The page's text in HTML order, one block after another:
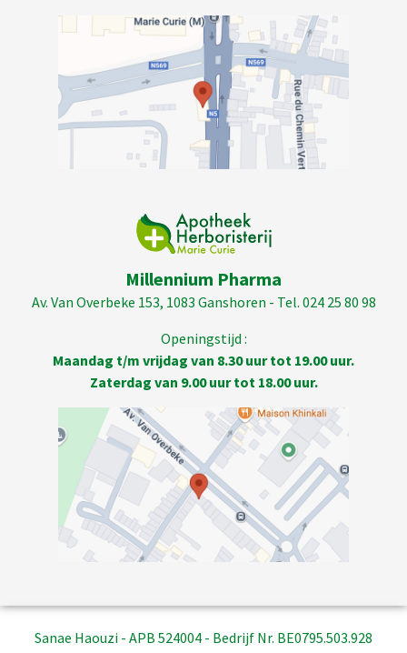
Millennium Pharma
Av. Van Overbeke 153, 1083 Ganshoren - Tel. 024 25 80 98
Openingstijd :
Maandag t/m vrijdag van 8.30 uur tot 19.00 uur.
Zaterdag van 9.00 uur tot 18.00 uur.
Sanae Haouzi - APB 524004 - Bedrijf Nr. BE0795.503.928